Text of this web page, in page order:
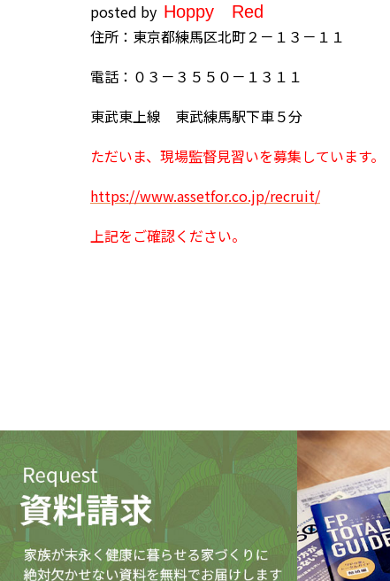
posted by Hoppy Red
住所：東京都練馬区北町２－１３－１１
電話：０３－３５５０－１３１１
東武東上線 東武練馬駅下車５分
ただいま、現場監督見習いを募集しています。
https://www.assetfor.co.jp/recruit/
上記をご確認ください。